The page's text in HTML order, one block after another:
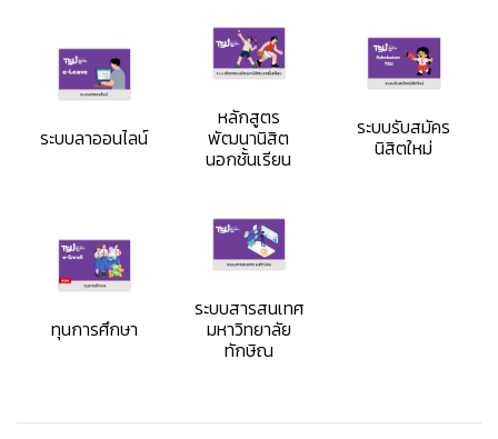
ระบบลาออนไลน์
หลักสูตร
พัฒนานิสิต
นอกชั้นเรียน
ระบบรับสมัคร
นิสิตใหม่
ทุนการศึกษา
ระบบสารสนเทศ
มหาวิทยาลัย
ทักษิณ